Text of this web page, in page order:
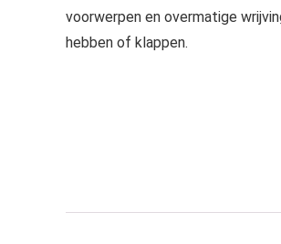
voorwerpen en overmatige
hebben of klappen.